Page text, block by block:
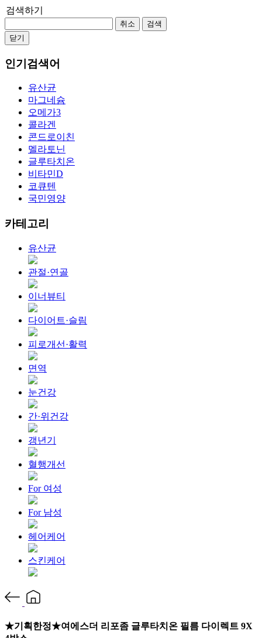
검색하기
취소
검색
닫기
인기검색어
유산균
마그네슘
오메가3
콜라겐
콘드로이친
멜라토닌
글루타치온
비타민D
코큐텐
국민영양
카테고리
유산균
관절·연골
이너뷰티
다이어트·슬림
피로개선·활력
면역
눈건강
간·위건강
갱년기
혈행개선
For 여성
For 남성
헤어케어
스킨케어
★기획한정★여에스더 리포좀 글루타치온 필름 다이렉트 9X